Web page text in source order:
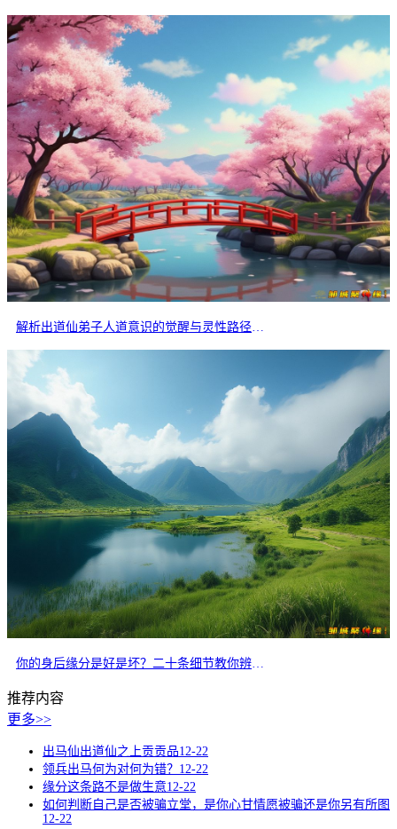
推荐内容
更多>>
出马仙出道仙之上贡贡品12-22
领兵出马何为对何为错？ 12-22
缘分这条路不是做生意12-22
如何判断自己是否被骗立堂，是你心甘情愿被骗还是你另有所图
12-22